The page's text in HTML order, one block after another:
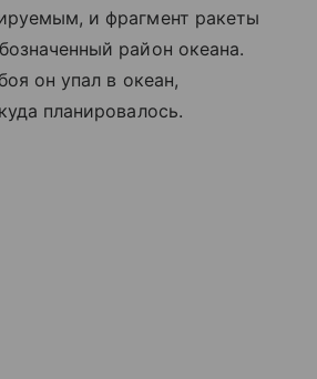
и фрагмент ракеты
район океана.
он упал в океан,
планировалось.